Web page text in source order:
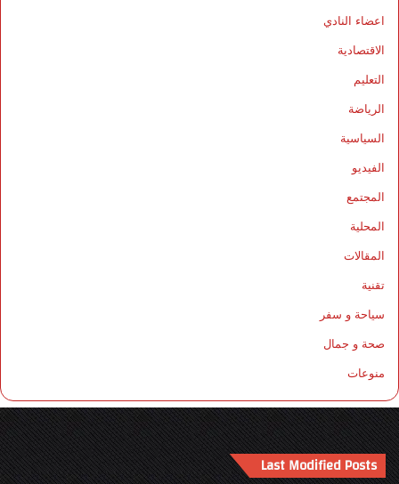
اعضاء النادي
الاقتصادية
التعليم
الرياضة
السياسية
الفيديو
المجتمع
المحلية
المقالات
تقنية
سياحة و سفر
صحة و جمال
منوعات
Last Modified Posts